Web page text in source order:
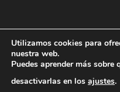
Utilizamos cookies para
nuestra web.
Puedes aprender más
desactivarlas en los ajustes.